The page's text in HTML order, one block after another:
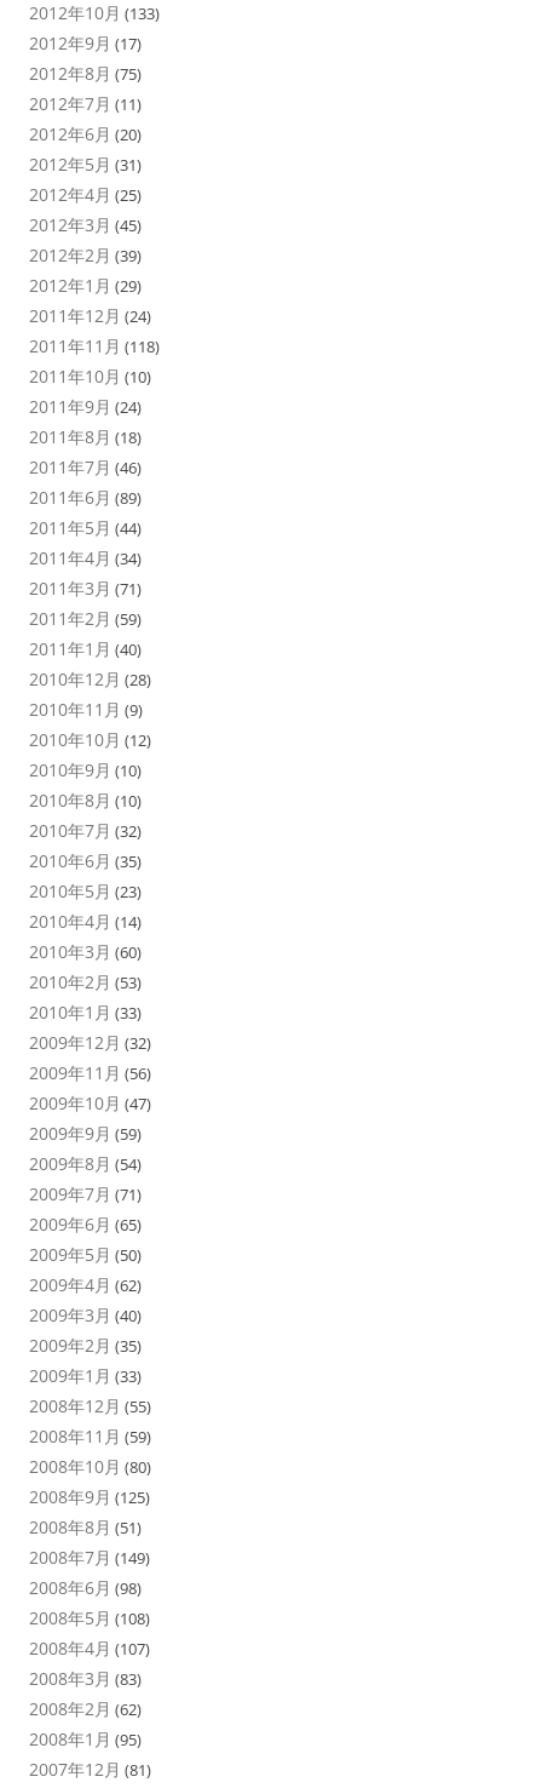
2012年10月 (133)
2012年9月 (17)
2012年8月 (75)
2012年7月 (11)
2012年6月 (20)
2012年5月 (31)
2012年4月 (25)
2012年3月 (45)
2012年2月 (39)
2012年1月 (29)
2011年12月 (24)
2011年11月 (118)
2011年10月 (10)
2011年9月 (24)
2011年8月 (18)
2011年7月 (46)
2011年6月 (89)
2011年5月 (44)
2011年4月 (34)
2011年3月 (71)
2011年2月 (59)
2011年1月 (40)
2010年12月 (28)
2010年11月 (9)
2010年10月 (12)
2010年9月 (10)
2010年8月 (10)
2010年7月 (32)
2010年6月 (35)
2010年5月 (23)
2010年4月 (14)
2010年3月 (60)
2010年2月 (53)
2010年1月 (33)
2009年12月 (32)
2009年11月 (56)
2009年10月 (47)
2009年9月 (59)
2009年8月 (54)
2009年7月 (71)
2009年6月 (65)
2009年5月 (50)
2009年4月 (62)
2009年3月 (40)
2009年2月 (35)
2009年1月 (33)
2008年12月 (55)
2008年11月 (59)
2008年10月 (80)
2008年9月 (125)
2008年8月 (51)
2008年7月 (149)
2008年6月 (98)
2008年5月 (108)
2008年4月 (107)
2008年3月 (83)
2008年2月 (62)
2008年1月 (95)
2007年12月 (81)